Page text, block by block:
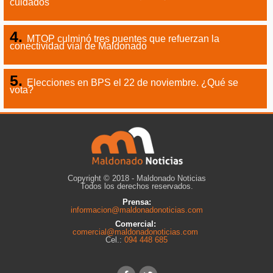
cuidados
MTOP culminó tres puentes que refuerzan la
conectividad vial de Maldonado
Elecciones en BPS el 22 de noviembre. ¿Qué se
vota?
Copyright © 2018 - Maldonado Noticias
Todos los derechos reservados.
Prensa:
informacion@maldonadonoticias.com
Comercial:
comercial@maldonadonoticias.com
Cel.: 094 448 685